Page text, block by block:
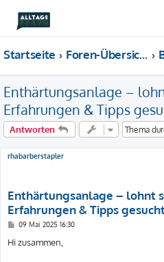
Startseite Foren-Übersicht
Enthärtungsanlage –
Erfahrungen & Tipps
Antworten
rhabarberstapler
Enthärtungsanlage – lohnt
Erfahrungen & Tipps
B
i
t
09 Mai 2025 16:30
Hi zusammen,